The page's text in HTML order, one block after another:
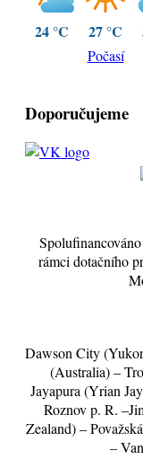
24 °C 27 °C
Počasí
Doporučujeme
rámci dotačního
Dawson City
(Australia) –
Jayapura (Yrian
Roznov p. R.
Zealand) –
–